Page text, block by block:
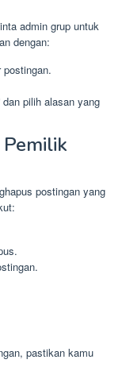
admin grup untuk
dengan:
postingan.
dan pilih alasan yang
postingan yang
pastikan kamu